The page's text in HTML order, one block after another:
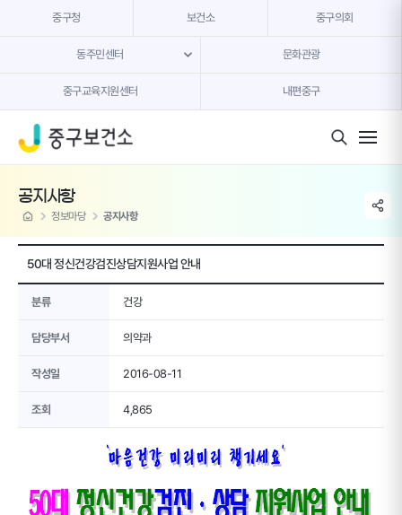
중구청 보건소 중구의회
동주민센터 문화관광
중구교육지원센터 내편중구
공지사항
home 정보마당 공지사항
share
50대 정신건강검진상담지원사업 안내
분류 건강
담당부서 의약과
작성일 2016-08-11
조회 4,865